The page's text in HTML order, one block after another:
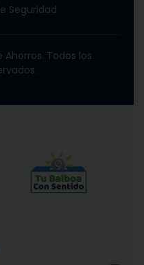
Seguridad
Todos los